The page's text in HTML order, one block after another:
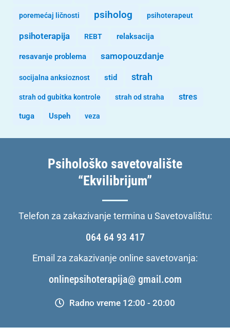
poremećaj ličnosti psiholog psihoterapeut
psihoterapija REBT relaksacija
resavanje problema samopouzdanje
socijalna anksioznost stid strah
strah od gubitka kontrole strah od straha stres
tuga Uspeh veza
Psihološko savetovalište
“Ekvilibrijum”
Telefon za zakazivanje termina u Savetovalištu:
064 64 93 417
Email za zakazivanje online savetovanja:
onlinepsihoterapija@ gmail.com
Radno vreme 12:00 - 20:00